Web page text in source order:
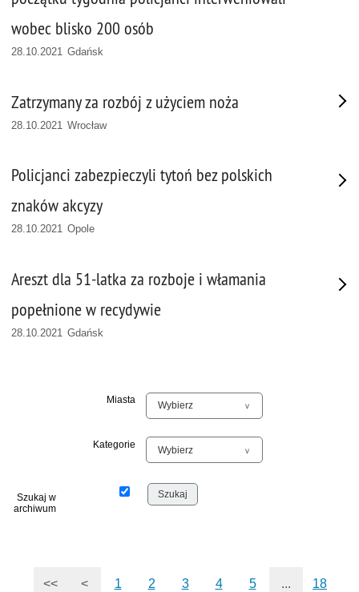
wobec blisko 200 osób
28.10.2021 Gdańsk
Zatrzymany za rozbój z użyciem noża
28.10.2021 Wrocław
Policjanci zabezpieczyli tytoń bez polskich
znaków akcyzy
28.10.2021 Opole
Areszt dla 51-latka za rozboje i włamania
popełnione w recydywie
28.10.2021 Gdańsk
Miasta
Kategorie
Szukaj w
archiwum
<< < 1 2 3 4 5 ... 18